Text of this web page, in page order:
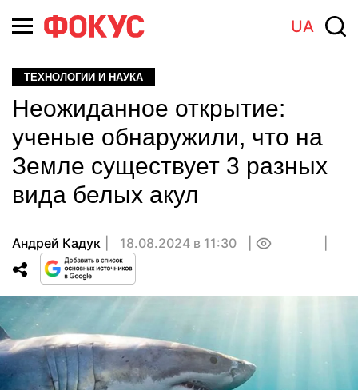
UA
ТЕХНОЛОГИИ И НАУКА
Неожиданное открытие:
ученые обнаружили, что на
Земле существует 3 разных
вида белых акул
Андрей Кадук 18.08.2024 в 11:30